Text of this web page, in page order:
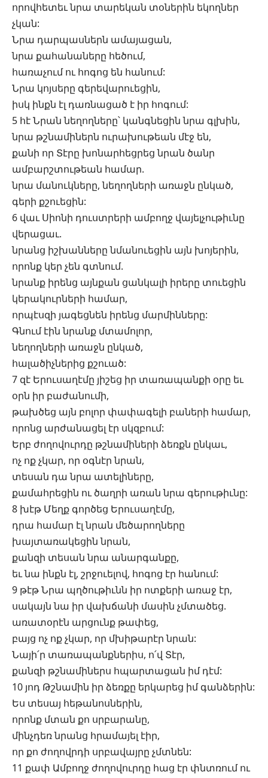
որովհետեւ նրա տարեկան տօներին եկողներ
չկան:
Նրա դարպասներն ամայացան,
նրա քահանաները հեծում,
հառաչում ու հոգոց են հանում:
Նրա կոյսերը գերեվարուեցին,
իսկ ինքն էլ դառնացած է իր հոգում:
5 հէ Նրան նեղողները՝ կանգնեցին նրա գլխին,
նրա թշնամիներն ուրախութեան մէջ են,
քանի որ Տէրը խոնարհեցրեց նրան ծանր
ամբարշտութեան համար.
նրա մանուկները, նեղողների առաջն ընկած,
գերի քշուեցին:
6 վաւ Սիոնի դուստրերի ամբողջ վայելչութիւնը
վերացաւ.
նրանց իշխանները նմանուեցին այն խոյերին,
որոնք կեր չեն գտնում.
նրանք իրենց այնքան ցանկալի իրերը տուեցին
կերակուրների համար,
որպէսզի յագեցնեն իրենց մարմինները:
Գնում էին նրանք մտամոլոր,
նեղողների առաջն ընկած,
հալածիչներից քշուած:
7 զէ Երուսաղէմը յիշեց իր տառապանքի օրը եւ
օրն իր բաժանումի,
թախծեց այն բոլոր փափագելի բաների համար,
որոնց արժանացել էր սկզբում:
Երբ ժողովուրդը թշնամիների ձեռքն ընկաւ,
ոչ ոք չկար, որ օգնէր նրան,
տեսան դա նրա ատելիները,
քամահրեցին ու ծաղրի առան նրա գերութիւնը:
8 խէթ Մեղք գործեց Երուսաղէմը,
դրա համար էլ նրան մեծարողները
խայտառակեցին նրան,
քանզի տեսան նրա անարգանքը,
եւ նա ինքն էլ, շրջուելով, հոգոց էր հանում:
9 թէթ Նրա պղծութիւնն իր ոտքերի առաջ էր,
սակայն նա իր վախճանի մասին չմտածեց.
առատօրէն արցունք թափեց,
բայց ոչ ոք չկար, որ մխիթարէր նրան:
Նայի՛ր տառապանքներիս, ո՛վ Տէր,
քանզի թշնամիներս հպարտացան իմ դէմ:
10 յոդ Թշնամին իր ձեռքը երկարեց իմ գանձերին:
Ես տեսայ հեթանոսներին,
որոնք մտան քո սրբարանը,
մինչդեռ նրանց հրամայել էիր,
որ քո ժողովրդի սրբավայրը չմտնեն:
11 քափ Ամբողջ ժողովուրդը հաց էր փնտռում ու